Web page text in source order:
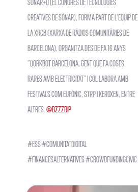
creatives de Sónar), forma part de l'equip de
la XRCB (Xarxa de Ràdios Comunitàries de
Barcelona), organitza des de fa 16 anys
"Dorkbot Barcelona, Gent que fa coses
rares amb electricitat" i col·labora amb
festivals com Eufònic, STRP i Keroxen, entre
altres.@bzzzbip
#ESS #ComunitatDigital
#financesalternatives #crowdfundingcivic